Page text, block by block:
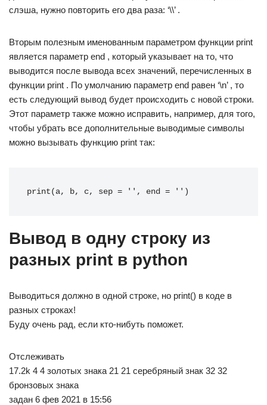
слэша, нужно повторить его два раза: ‘\\’ .
Вторым полезным именованным параметром функции print
является параметр end , который указывает на то, что
выводится после вывода всех значений, перечисленных в
функции print . По умолчанию параметр end равен ‘\n’ , то
есть следующий вывод будет происходить с новой строки.
Этот параметр также можно исправить, например, для того,
чтобы убрать все дополнительные выводимые символы
можно вызывать функцию print так:
print(a, b, c, sep = '', end = '')
Вывод в одну строку из
разных print в python
Выводиться должно в одной строке, но print() в коде в
разных строках!
Буду очень рад, если кто-нибуть поможет.
Отслеживать
17.2k 4 4 золотых знака 21 21 серебряный знак 32 32
бронзовых знака
задан 6 фев 2021 в 15:56